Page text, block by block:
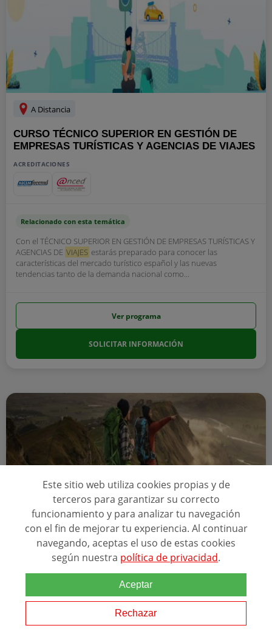
A Distancia
CURSO TÉCNICO SUPERIOR EN GESTIÓN DE
EMPRESAS TURÍSTICAS Y AGENCIAS DE VIAJES
ACREDITACIONES
Relacionado con esta temática
Con el TÉCNICO SUPERIOR EN GESTIÓN DE EMPRESAS TURÍSTICAS Y
AGENCIAS DE VIAJES estarás preparado para conocer las
características del mercado turístico español y las nuevas
tendencias tanto de la demanda nacional como...
Ver programa
SOLICITAR INFORMACIÓN
A Distancia 580 horas
CURSO DE APTITUDES DE EMPLEADO DE
AGENCIA DE VIAJES
ESCUELA EN GOOGLE
Este sitio web utiliza cookies propias y de
terceros para garantizar su correcto
funcionamiento y para analizar tu navegación
con el fin de mejorar tu experiencia. Al continuar
navegando, aceptas el uso de estas cookies
según nuestra política de privacidad.
Aceptar
Rechazar